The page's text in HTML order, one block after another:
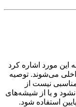
مورد اشاره کرد
می‌شوند. توصیه
نیست از
و یا از شیشه‌های
استفاده شود.